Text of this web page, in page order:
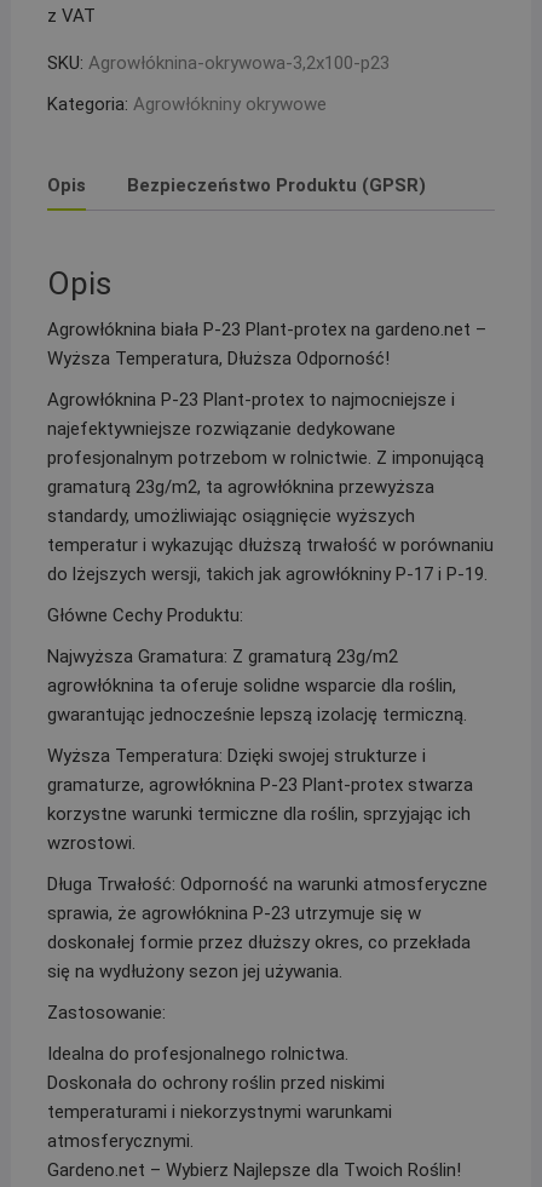
z VAT
SKU: Agrowłóknina-okrywowa-3,2x100-p23
Kategoria: Agrowłókniny okrywowe
Opis Bezpieczeństwo Produktu (GPSR)
Opis
Agrowłóknina biała P-23 Plant-protex na gardeno.net –
Wyższa Temperatura, Dłuższa Odporność!
Agrowłóknina P-23 Plant-protex to najmocniejsze i
najefektywniejsze rozwiązanie dedykowane
profesjonalnym potrzebom w rolnictwie. Z imponującą
gramaturą 23g/m2, ta agrowłóknina przewyższa
standardy, umożliwiając osiągnięcie wyższych
temperatur i wykazując dłuższą trwałość w porównaniu
do lżejszych wersji, takich jak agrowłókniny P-17 i P-19.
Główne Cechy Produktu:
Najwyższa Gramatura: Z gramaturą 23g/m2
agrowłóknina ta oferuje solidne wsparcie dla roślin,
gwarantując jednocześnie lepszą izolację termiczną.
Wyższa Temperatura: Dzięki swojej strukturze i
gramaturze, agrowłóknina P-23 Plant-protex stwarza
korzystne warunki termiczne dla roślin, sprzyjając ich
wzrostowi.
Długa Trwałość: Odporność na warunki atmosferyczne
sprawia, że agrowłóknina P-23 utrzymuje się w
doskonałej formie przez dłuższy okres, co przekłada
się na wydłużony sezon jej używania.
Zastosowanie:
Idealna do profesjonalnego rolnictwa.
Doskonała do ochrony roślin przed niskimi
temperaturami i niekorzystnymi warunkami
atmosferycznymi.
Gardeno.net – Wybierz Najlepsze dla Twoich Roślin!